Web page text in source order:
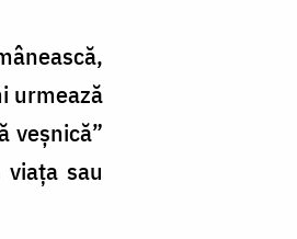
urmează
veșnică”
sau